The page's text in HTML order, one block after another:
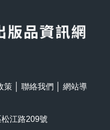
策 聯絡我們
網站導
江路209號